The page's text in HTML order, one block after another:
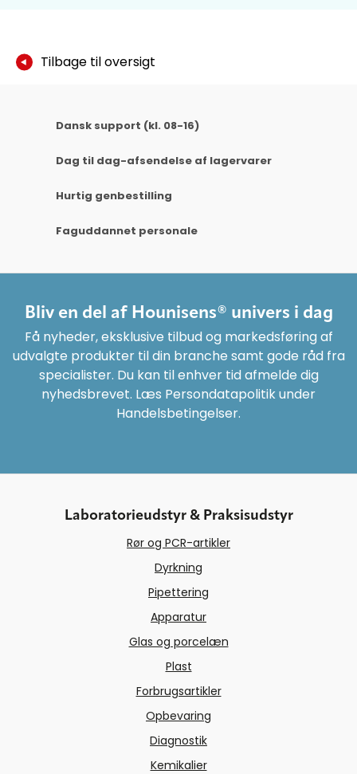
Tilbage til oversigt
Dansk support (kl. 08-16)
Dag til dag-afsendelse af lagervarer
Hurtig genbestilling
Faguddannet personale
Bliv en del af Hounisens® univers i dag
Få nyheder, eksklusive tilbud og markedsføring af
udvalgte produkter til din branche samt gode råd fra
specialister. Du kan til enhver tid afmelde dig
nyhedsbrevet. Læs Persondatapolitik under
Handelsbetingelser.
Laboratorieudstyr & Praksisudstyr
Rør og PCR-artikler
Dyrkning
Pipettering
Apparatur
Glas og porcelæn
Plast
Forbrugsartikler
Opbevaring
Diagnostik
Kemikalier